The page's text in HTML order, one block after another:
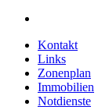
Kontakt
Links
Zonenplan
Immobilien
Notdienste